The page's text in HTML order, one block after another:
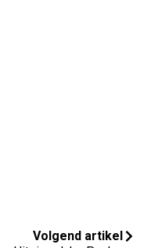
Volgend artikel